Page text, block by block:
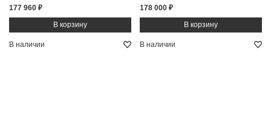
177 960 ₽
178 000 ₽
В наличии В наличии